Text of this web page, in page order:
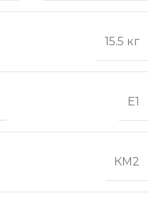
15.5 кг
Е1
КМ2